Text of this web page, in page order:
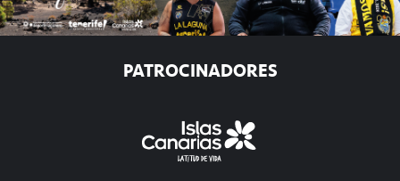
PATROCINADORES